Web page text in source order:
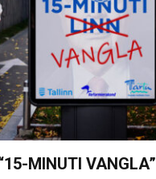
MINUTI VANGLA”